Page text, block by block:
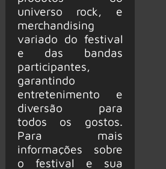
universo rock, e
merchandising
variado do festival
e das bandas
participantes,
garantindo
entretenimento e
diversão para
todos os gostos.
Para mais
informações sobre
o festival e sua